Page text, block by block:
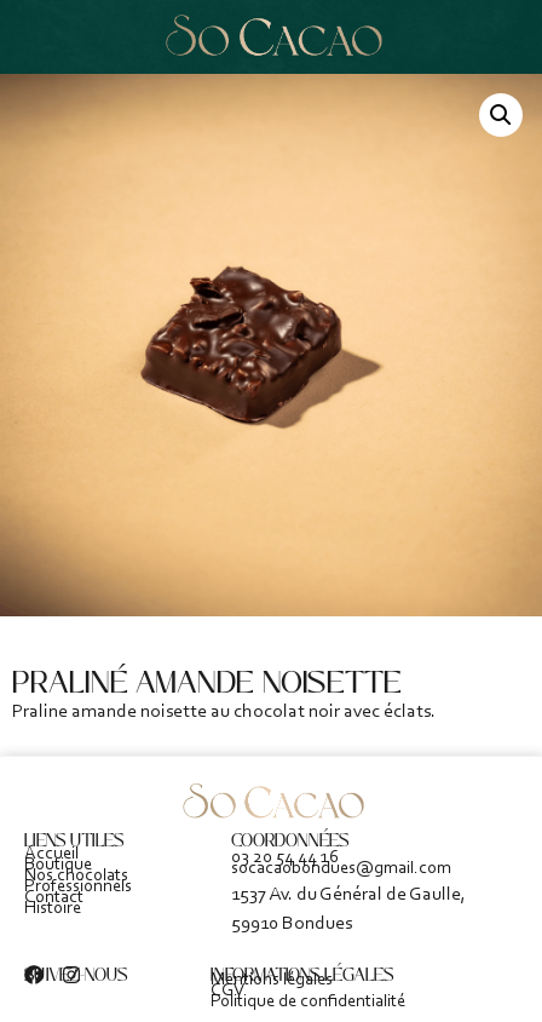
PRALINÉ AMANDE NOISETTE
Praline amande noisette au chocolat noir avec éclats.
LIENS UTILES
Accueil
Boutique
Nos chocolats
Professionnels
Contact
Histoire
COORDONNÉES
03 20 54 44 16
socacaobondues@gmail.com
1537 Av. du Général de Gaulle,
59910 Bondues
SUIVEZ-NOUS INFORMATIONS LÉGALES
Mentions légales
CGV
Politique de confidentialité